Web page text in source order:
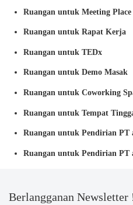
Ruangan untuk Meeting
Ruangan untuk Rapat Kerja
Ruangan untuk TEDx
Ruangan untuk Demo Masak
Ruangan untuk Coworking
Ruangan untuk Tempat
Ruangan untuk Pendirian PT
Ruangan untuk Pendirian PT
Berlangganan Newsletter